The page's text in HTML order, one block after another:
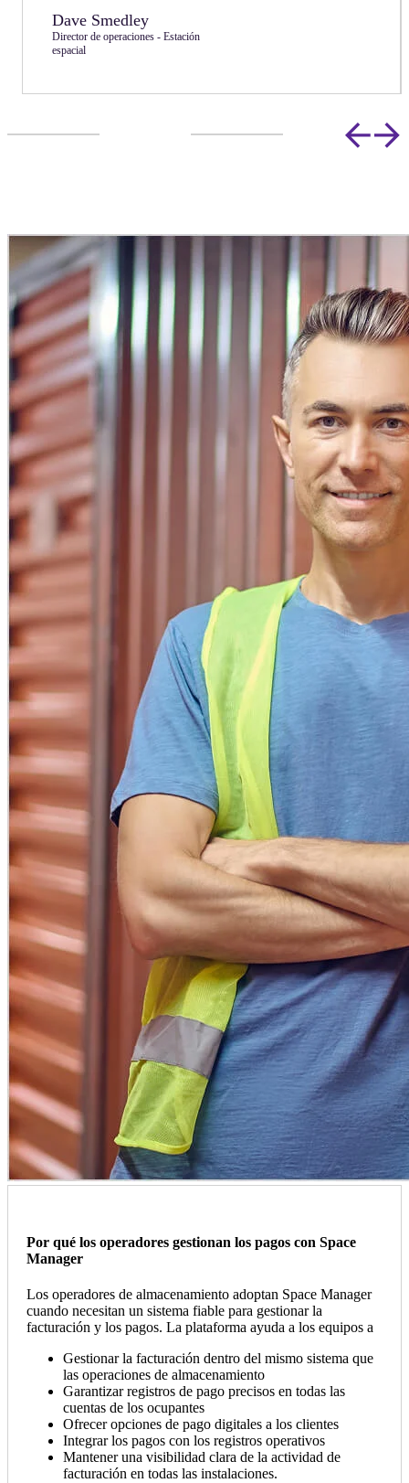
Dave Smedley
Director de operaciones - Estación
espacial
Por qué los operadores gestionan los pagos con Space
Manager
Los operadores de almacenamiento adoptan Space Manager
cuando necesitan un sistema fiable para gestionar la
facturación y los pagos. La plataforma ayuda a los equipos a
Gestionar la facturación dentro del mismo sistema que
las operaciones de almacenamiento
Garantizar registros de pago precisos en todas las
cuentas de los ocupantes
Ofrecer opciones de pago digitales a los clientes
Integrar los pagos con los registros operativos
Mantener una visibilidad clara de la actividad de
facturación en todas las instalaciones.